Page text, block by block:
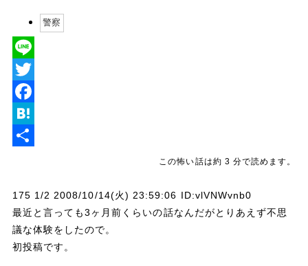
警察
L
e
T
w
e
r
a
b
o
o
H
e
n
a
この怖い話は約 3 分で読めます。
175 1/2 2008/10/14(火) 23:59:06 ID:vlVNWvnb0
最近と言っても3ヶ月前くらいの話なんだがとりあえず不思
議な体験をしたので。
初投稿です。